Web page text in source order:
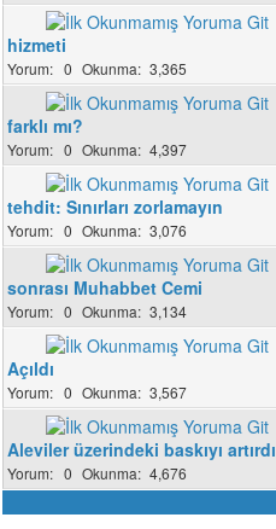
hizmeti
0 3,365
farklı mı?
0 4,397
tehdit: Sınırları zorlamayın
0 3,076
sonrası Muhabbet Cemi
0 3,134
Açıldı
0 3,567
Aleviler üzerindeki baskıyı artırdı
0 4,676